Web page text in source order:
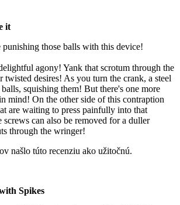
it
those balls with this device!
agony! Yank that scrotum through the
twisted desires! As you turn the crank, a steel
squishing them! But there's one more
mind! On the other side of this contraption
are waiting to press painfully into that
screws can also be removed for a duller
through the wringer!
našlo túto recenziu ako užitočnú.
Spikes